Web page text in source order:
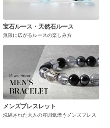
宝石ルース・天然石ルース
無限に広がるルースの楽しみ方
メンズブレスレット
洗練された大人の雰囲気漂うメンズブレス